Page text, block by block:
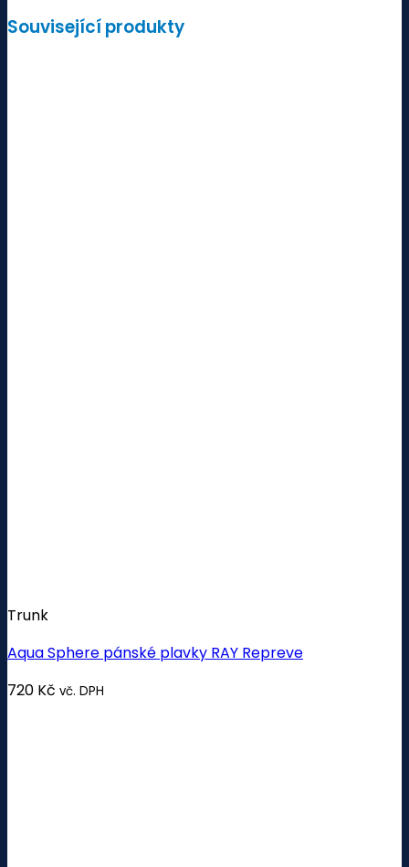
Související produkty
Trunk
Aqua Sphere pánské plavky RAY Repreve
720 Kč vč. DPH